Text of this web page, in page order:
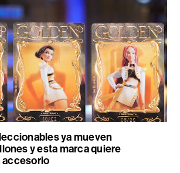
ya mueven
y esta marca quiere
accesorio